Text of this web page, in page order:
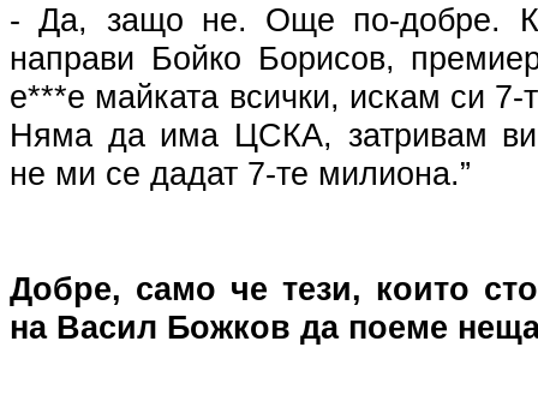
- Да, защо не. Още по-добре.
направи Бойко Борисов,
е***е майката всички, искам си
Няма да има ЦСКА, затривам ви
не ми се дадат 7-те милиона.”
Добре, само че тези, които
на Васил Божков да поеме